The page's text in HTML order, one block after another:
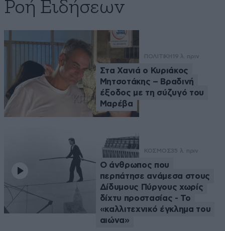
Ροή Ειδήσεων
ΠΟΛΙΤΙΚΗ 19 λ. πριν
Στα Χανιά ο Κυριάκος
Μητσοτάκης – Βραδινή
έξοδος με τη σύζυγό του
Μαρέβα
ΚΟΣΜΟΣ35 λ. πριν
Ο άνθρωπος που
περπάτησε ανάμεσα στους
Δίδυμους Πύργους χωρίς
δίχτυ προστασίας - Το
«καλλιτεχνικό έγκλημα του
αιώνα»